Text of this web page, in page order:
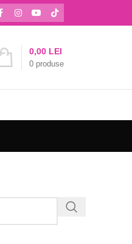
0 produse
0,00 LEI